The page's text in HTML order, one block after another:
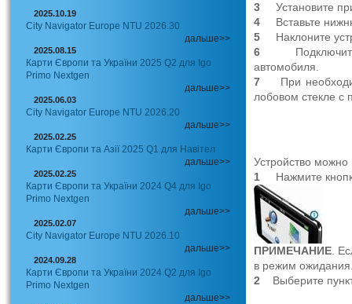
2025.10.19
City Navigator Europe NTU 2026.30
дальше>>
2025.08.15
Карти Європи та України 2025 Q2 для Igo
Primo Nextgen
дальше>>
2025.06.03
City Navigator Europe NTU 2026.20
дальше>>
2025.02.25
Карти Європи та Азії 2025 Q1 для Навітел
дальше>>
2025.02.25
Карти Європи та України 2024 Q4 для Igo
Primo Nextgen
дальше>>
2025.02.07
City Navigator Europe NTU 2026.10
дальше>>
2024.09.28
Карти Європи та України 2024 Q2 для Igo
Primo Nextgen
дальше>>
3
Установите
4
Вставьте
5
Наклоните
6
автомобиля.
7
При
лобовом стекле с
Устройство можно
1
Нажмите
ПРИМЕЧАНИЕ .
в режим
2
Выберите